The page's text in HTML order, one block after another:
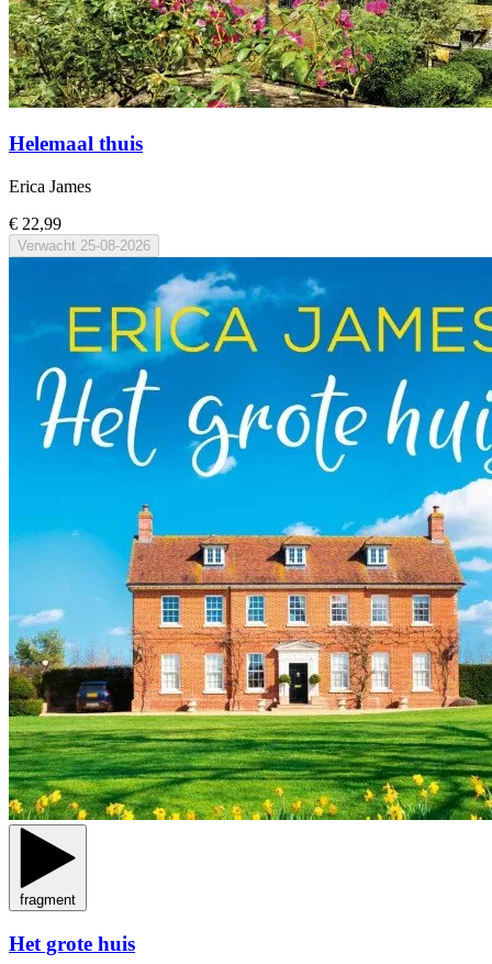
Helemaal thuis
Erica James
€ 22,99
Verwacht 25-08-2026
fragment
Het grote huis